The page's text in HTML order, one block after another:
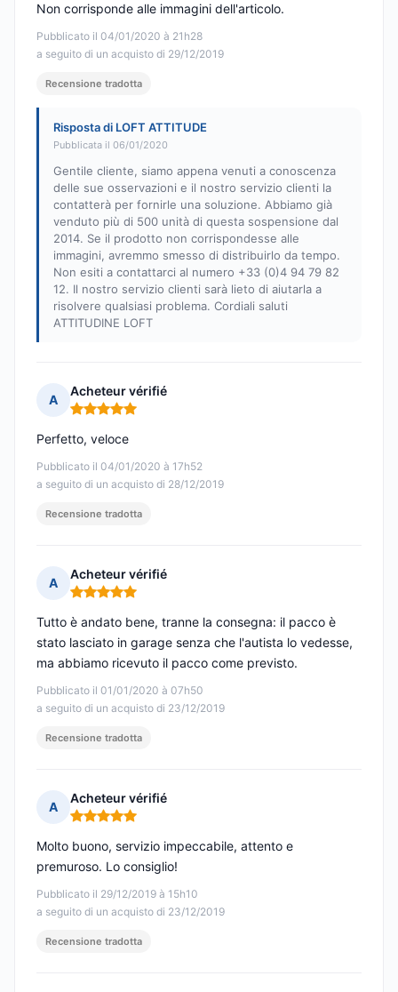
Pubblicato il 04/01/2020 à 21h28
a seguito di un acquisto di 29/12/2019
Non corrisponde alle immagini dell'articolo.
Recensione tradotta
Risposta di LOFT ATTITUDE
Pubblicata il 06/01/2020
Gentile cliente, siamo appena venuti a conoscenza
delle sue osservazioni e il nostro servizio clienti la
contatterà per fornirle una soluzione. Abbiamo già
venduto più di 500 unità di questa sospensione dal
2014. Se il prodotto non corrispondesse alle
immagini, avremmo smesso di distribuirlo da tempo.
Non esiti a contattarci al numero +33 (0)4 94 79 82
12. Il nostro servizio clienti sarà lieto di aiutarla a
risolvere qualsiasi problema. Cordiali saluti
ATTITUDINE LOFT
A
Acheteur vérifié
Nota: 5 su 5
Pubblicato il 04/01/2020 à 17h52
a seguito di un acquisto di 28/12/2019
Perfetto, veloce
Recensione tradotta
A
Acheteur vérifié
Nota: 5 su 5
Pubblicato il 01/01/2020 à 07h50
a seguito di un acquisto di 23/12/2019
Tutto è andato bene, tranne la consegna: il pacco è
stato lasciato in garage senza che l'autista lo vedesse,
ma abbiamo ricevuto il pacco come previsto.
Recensione tradotta
A
Acheteur vérifié
Nota: 5 su 5
Pubblicato il 29/12/2019 à 15h10
a seguito di un acquisto di 23/12/2019
Molto buono, servizio impeccabile, attento e
premuroso. Lo consiglio!
Recensione tradotta